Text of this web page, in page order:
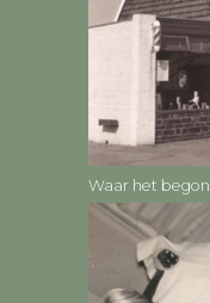
Waar het begon